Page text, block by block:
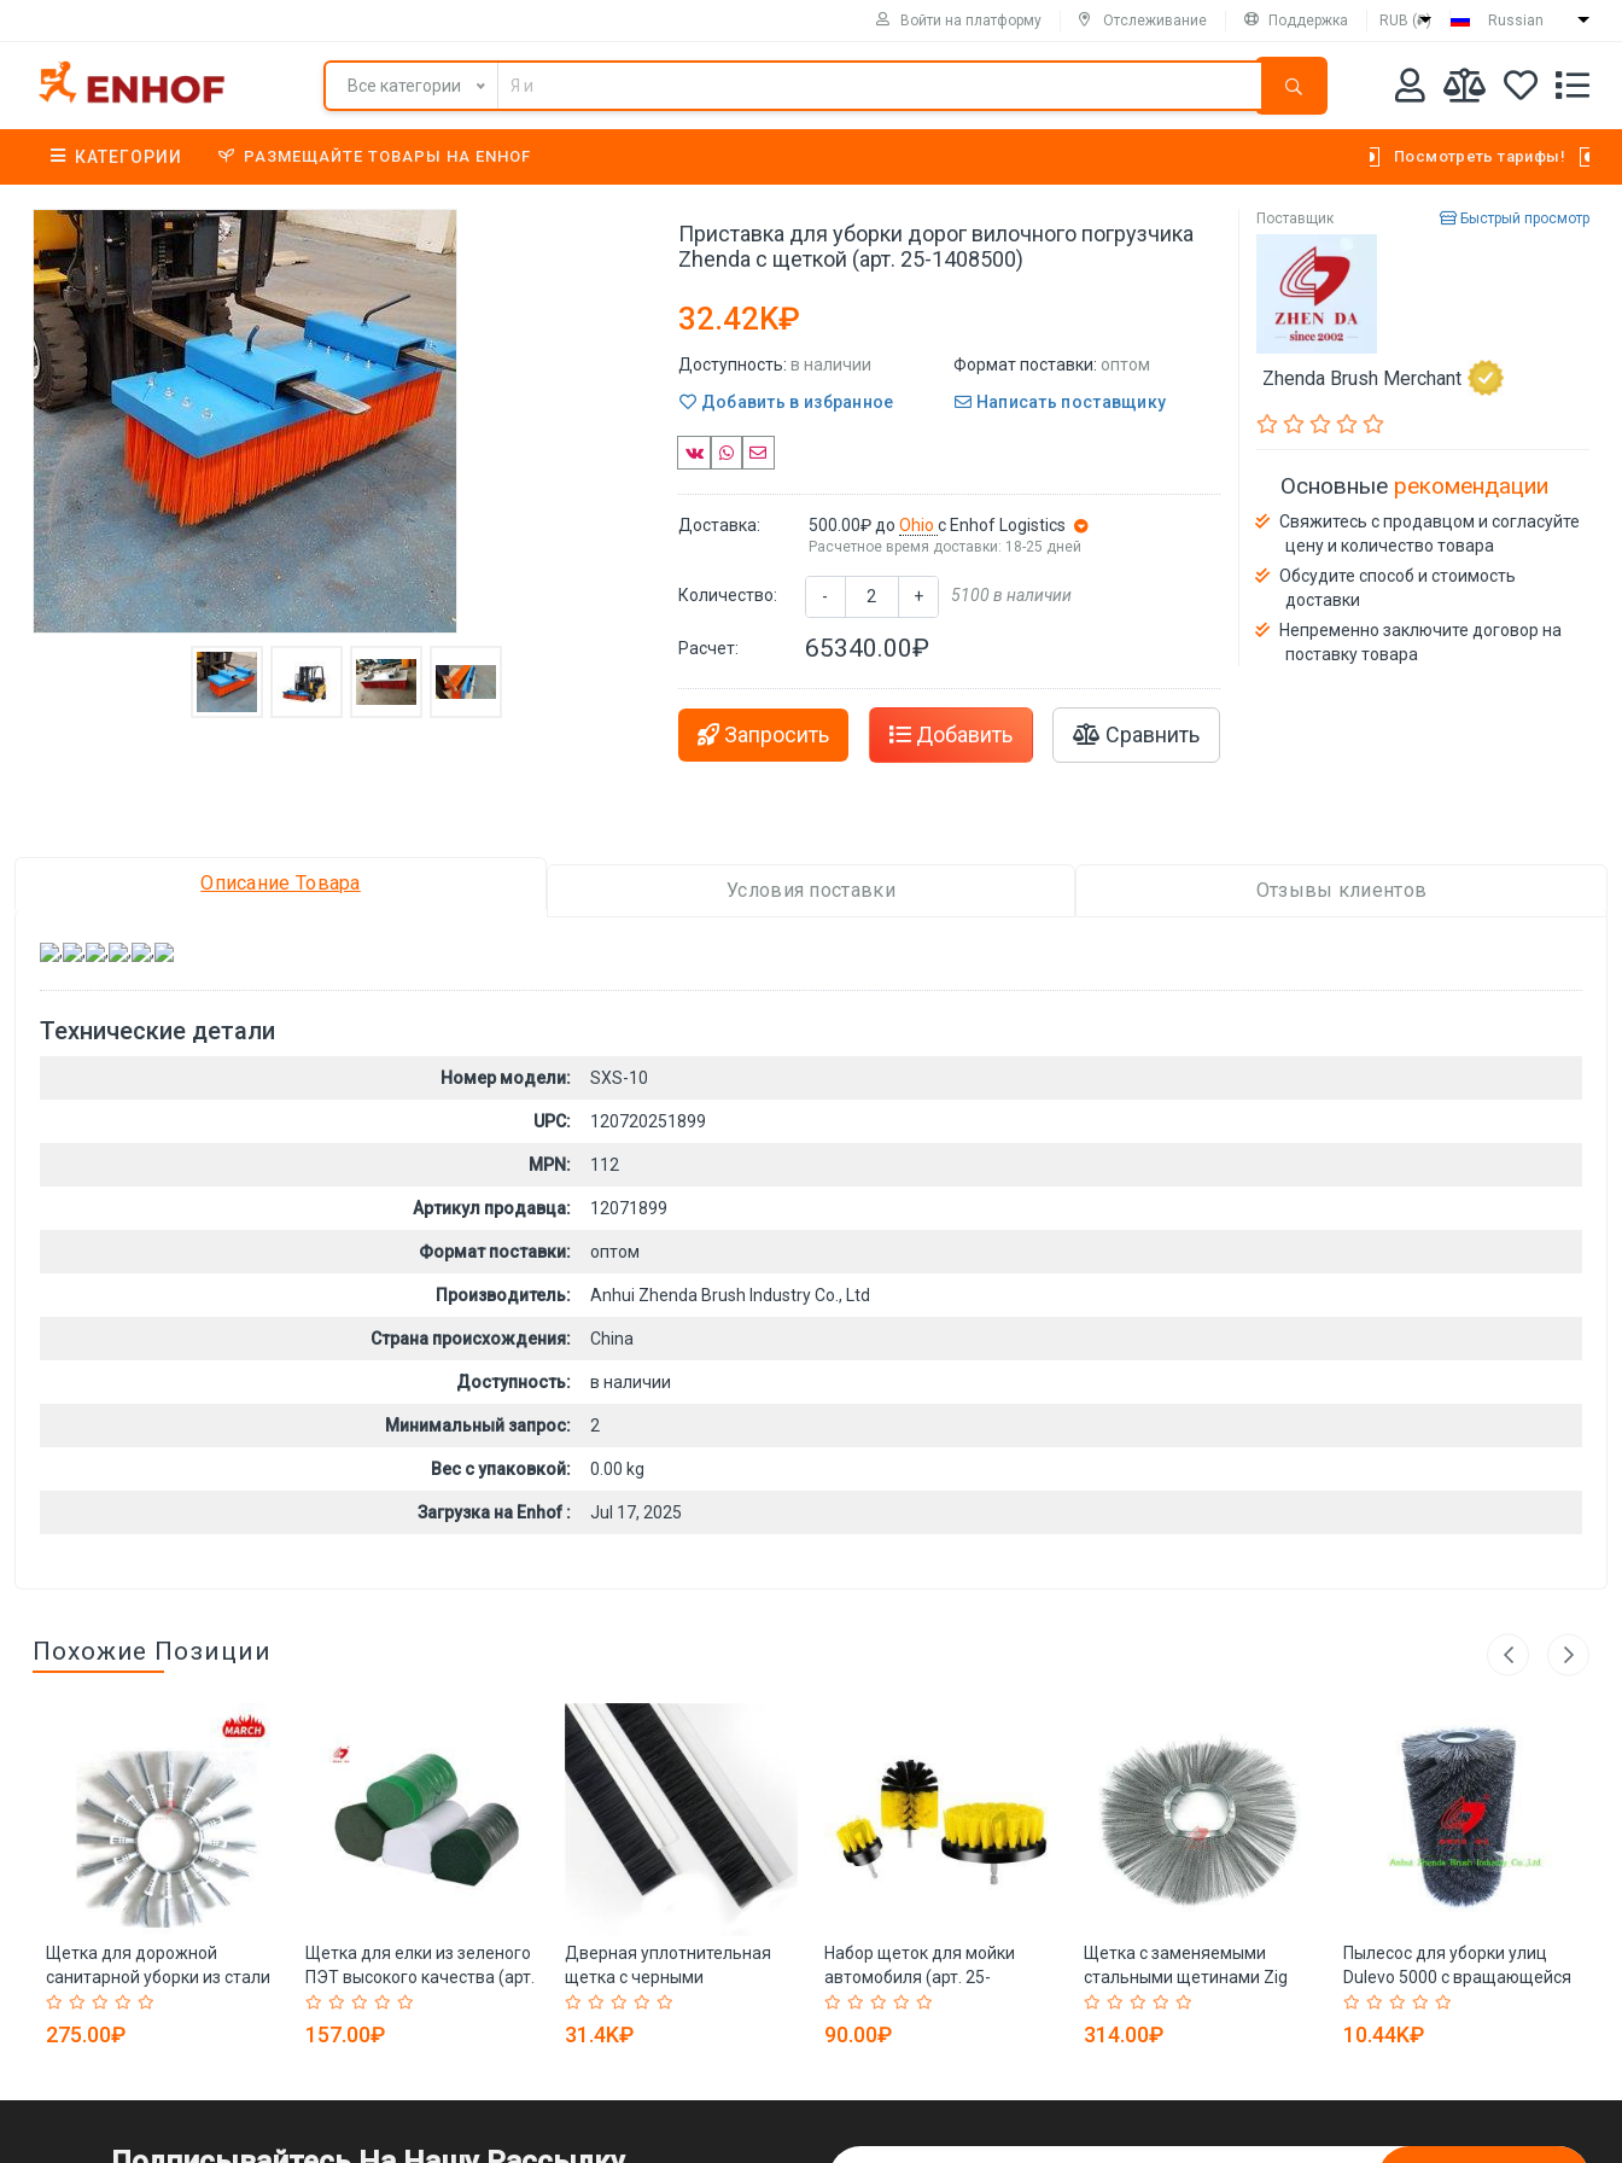
Войти на платформу Отслеживание Поддержка RUB (₽) Russian
Все категории
КАТЕГОРИИ РАЗМЕЩАЙТЕ ТОВАРЫ НА ENHOF Посмотреть тарифы!
Приставка для уборки дорог вилочного погрузчика
Zhenda с щеткой (арт. 25-1408500)
32.42K₽
Доступность: в наличии Формат поставки: оптом
Добавить в избранное
Написать поставщику
Доставка: 500.00₽ доOhioс Enhof Logistics
Расчетное время доставки: 18-25 дней
Количество: - + 5100 в наличии
Расчет: 65340.00₽
Запросить Добавить Сравнить
Поставщик Быстрый просмотр
Zhenda Brush Merchant
Основные рекомендации
Свяжитесь с продавцом и согласуйте
цену и количество товара
Обсудите способ и стоимость
доставки
Непременно заключите договор на
поставку товара
Описание Товара Условия поставки Отзывы клиентов
, , , , ,
Технические детали
Номер модели: SXS-10
UPC: 120720251899
MPN: 112
Артикул продавца: 12071899
Формат поставки: оптом
Производитель: Anhui Zhenda Brush Industry Co., Ltd
Страна происхождения: China
Доступность: в наличии
Минимальный запрос: 2
Вес с упаковкой: 0.00 kg
Загрузка на Enhof : Jul 17, 2025
Похожие Позиции
Щетка для дорожной
санитарной уборки из стали
(арт. 25-1408264)
275.00₽
Щетка для елки из зеленого
ПЭТ высокого качества (арт.
25-1408569)
157.00₽
Дверная уплотнительная
щетка с черными
нейлоновыми щетинами
(арт. 25-1408497)
31.4K₽
Набор щеток для мойки
автомобиля (арт. 25-
1408322)
90.00₽
Щетка с заменяемыми
стальными щетинами Zig
Zag (арт. 25-1408149)
314.00₽
Пылесос для уборки улиц
Dulevo 5000 с вращающейся
щеткой (арт. 25-1408172)
10.44K₽